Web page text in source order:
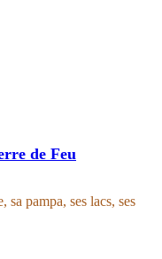
de Feu
sa pampa, ses lacs, ses